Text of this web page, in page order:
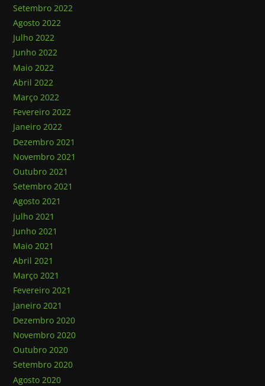
Setembro 2022
Agosto 2022
Julho 2022
Junho 2022
Maio 2022
Abril 2022
Março 2022
Fevereiro 2022
Janeiro 2022
Dezembro 2021
Novembro 2021
Outubro 2021
Setembro 2021
Agosto 2021
Julho 2021
Junho 2021
Maio 2021
Abril 2021
Março 2021
Fevereiro 2021
Janeiro 2021
Dezembro 2020
Novembro 2020
Outubro 2020
Setembro 2020
Agosto 2020